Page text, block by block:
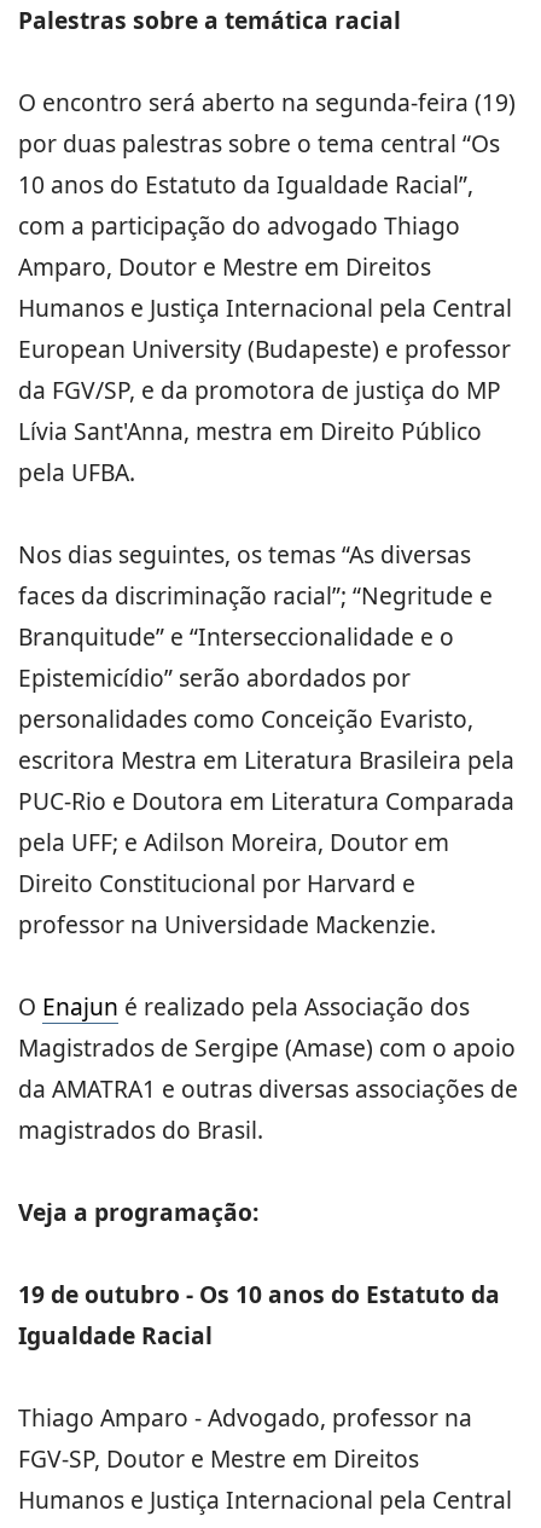
Palestras sobre a temática racial
O encontro será aberto na segunda-feira (19)
por duas palestras sobre o tema central “Os
10 anos do Estatuto da Igualdade Racial”,
com a participação do advogado Thiago
Amparo, Doutor e Mestre em Direitos
Humanos e Justiça Internacional pela Central
European University (Budapeste) e professor
da FGV/SP, e da promotora de justiça do MP
Lívia Sant'Anna, mestra em Direito Público
pela UFBA.
Nos dias seguintes, os temas “As diversas
faces da discriminação racial”; “Negritude e
Branquitude” e “Interseccionalidade e o
Epistemicídio” serão abordados por
personalidades como Conceição Evaristo,
escritora Mestra em Literatura Brasileira pela
PUC-Rio e Doutora em Literatura Comparada
pela UFF; e Adilson Moreira, Doutor em
Direito Constitucional por Harvard e
professor na Universidade Mackenzie.
O Enajun é realizado pela Associação dos
Magistrados de Sergipe (Amase) com o apoio
da AMATRA1 e outras diversas associações de
magistrados do Brasil.
Veja a programação:
19 de outubro - Os 10 anos do Estatuto da
Igualdade Racial
Thiago Amparo - Advogado, professor na
FGV-SP, Doutor e Mestre em Direitos
Humanos e Justiça Internacional pela Central